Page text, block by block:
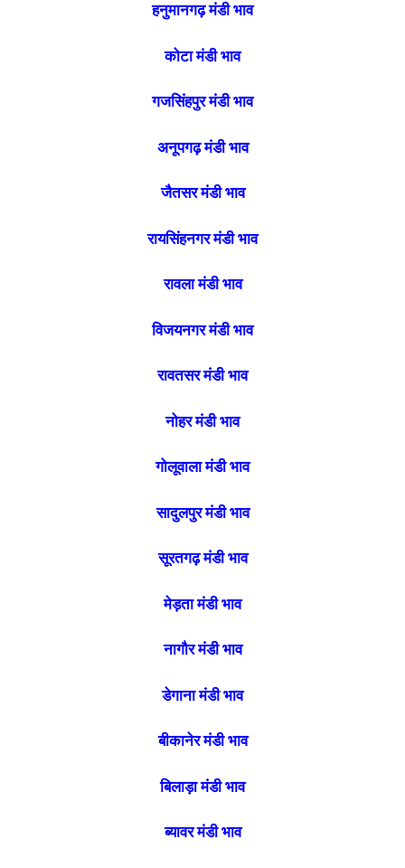
हनुमानगढ़ मंडीभाव
कोटा मंडीभाव
गजसिंहपुर मंडी भाव
अनूपगढ़ मंडी भाव
जैतसर मंडी भाव
रायसिंहनगर मंडी भाव
रावला मंडी भाव
विजयनगर मंडी भाव
रावतसर मंडी भाव
नोहर मंडी भाव
गोलूवाला मंडी भाव
सादुलपुर मंडी भाव
सूरतगढ़ मंडी भाव
मेड़ता मंडी भाव
नागौर मंडी भाव
डेगाना मंडी भाव
बीकानेर मंडी भाव
बिलाड़ा मंडी भाव
ब्यावर मंडी भाव